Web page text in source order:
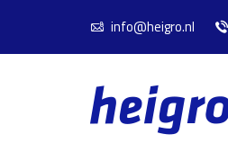
info@heigro.nl